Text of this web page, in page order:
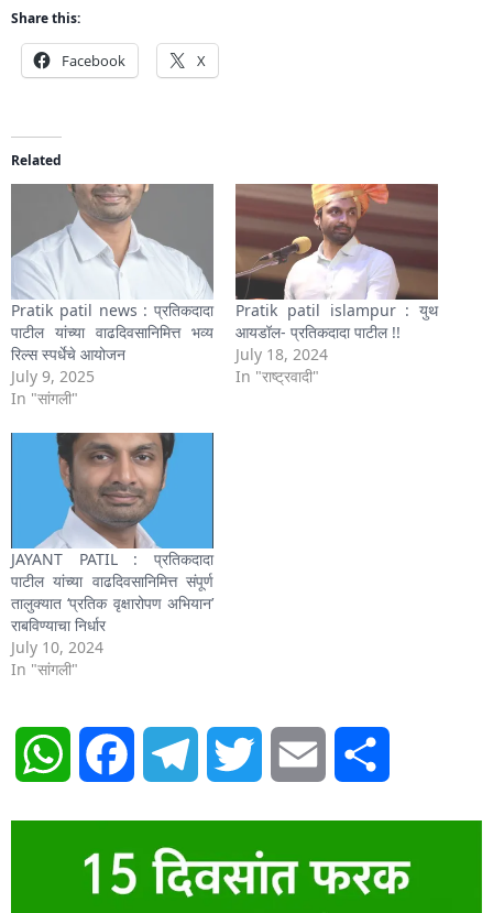
Share this:
Facebook X
Related
Pratik patil news : प्रतिकदादा
पाटील यांच्या वाढदिवसानिमित्त भव्य
रिल्स स्पर्धेचे आयोजन
July 9, 2025
In "सांगली"
Pratik patil islampur : युथ
आयडॉल- प्रतिकदादा पाटील !!
July 18, 2024
In "राष्ट्रवादी"
JAYANT PATIL : प्रतिकदादा
पाटील यांच्या वाढदिवसानिमित्त संपूर्ण
तालुक्यात ‘प्रतिक वृक्षारोपण अभियान’
राबविण्याचा निर्धार
July 10, 2024
In "सांगली"
WhatsAppFacebook Telegram Twitter Email